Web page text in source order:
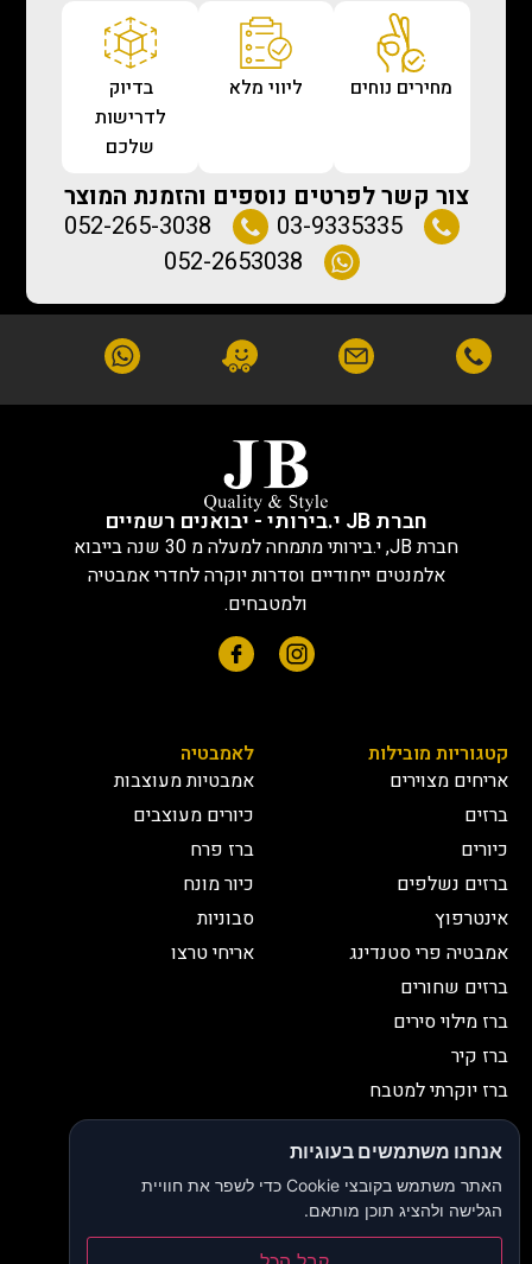
מחירים נוחים ליווי מלא
בדיוק
לדרישות
שלכם
צור קשר לפרטים נוספים והזמנת המוצר
03-9335335
052-265-3038
052-2653038
חברת JB י.בירותי - יבואנים רשמיים
חברת JB, י.בירותי מתמחה למעלה מ 30 שנה בייבוא
אלמנטים ייחודיים וסדרות יוקרה לחדרי אמבטיה
ולמטבחים.
קטגוריות מובילות
אריחים מצוירים
ברזים
כיורים
ברזים נשלפים
אינטרפוץ
אמבטיה פרי סטנדינג
ברזים שחורים
ברז מילוי סירים
ברז קיר
ברז יוקרתי למטבח
לאמבטיה
אמבטיות מעוצבות
כיורים מעוצבים
ברז פרח
כיור מונח
סבוניות
אריחי טרצו
יצירת קשר
03-9335335
052-2653038
sbeiruty@gmail.com
אולם תצוגה:דרך האורנים 23, רינתיה
אנחנו משתמשים בעוגיות
האתר משתמש בקובצי Cookie כדי לשפר את חוויית
הגלישה ולהציג תוכן מותאם.